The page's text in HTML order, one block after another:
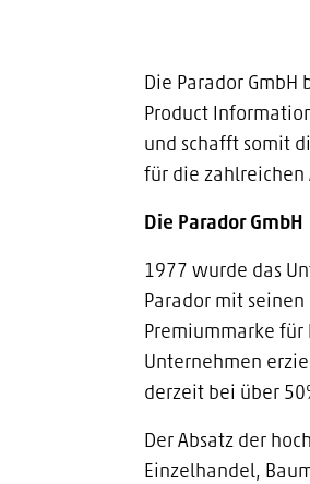
Die Parador
Product
und schafft somit
für die zahlreichen
Die Parador GmbH
1977 wurde das
Parador mit
Premiummarke für
Unternehmen
derzeit bei über
Der Absatz der
Einzelhandel,